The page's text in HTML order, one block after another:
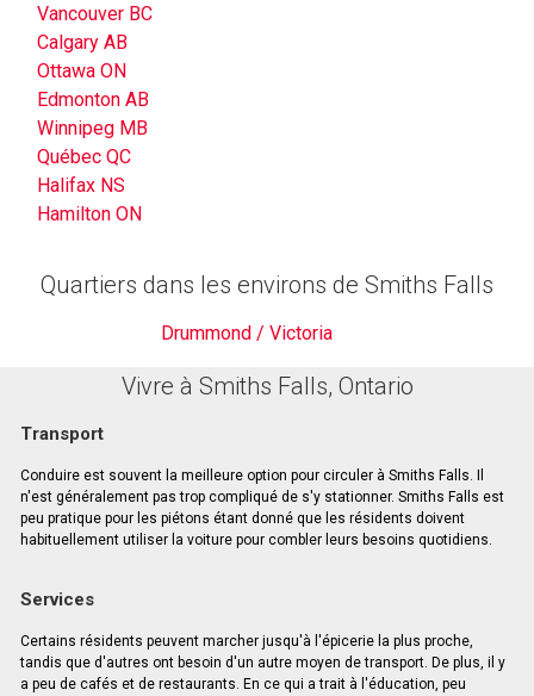
Vancouver BC
Calgary AB
Ottawa ON
Edmonton AB
Winnipeg MB
Québec QC
Halifax NS
Hamilton ON
Quartiers dans les environs de Smiths Falls
Drummond / Victoria
Vivre à Smiths Falls, Ontario
Transport
Conduire est souvent la meilleure option pour circuler à Smiths Falls. Il
n'est généralement pas trop compliqué de s'y stationner. Smiths Falls est
peu pratique pour les piétons étant donné que les résidents doivent
habituellement utiliser la voiture pour combler leurs besoins quotidiens.
Services
Certains résidents peuvent marcher jusqu'à l'épicerie la plus proche,
tandis que d'autres ont besoin d'un autre moyen de transport. De plus, il y
a peu de cafés et de restaurants. En ce qui a trait à l'éducation, peu